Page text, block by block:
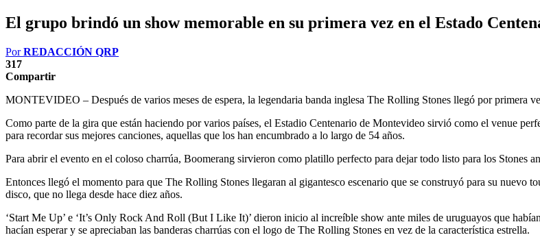
El grupo brindó un show memorable en su primera vez en el Estado
PorREDACCIÓN QRP
317
Compartir
MONTEVIDEO – Después de varios meses de espera, la legendaria banda inglesa The Rolling Stones llegó por primera
Como parte de la gira que están haciendo por varios países, el Estadio Centenario de Montevideo sirvió como el venue
para recordar sus mejores canciones, aquellas que los han encumbrado a lo largo de 54 años.
Para abrir el evento en el coloso charrúa, Boomerang sirvieron como platillo perfecto para dejar todo listo para los Stones
Entonces llegó el momento para que The Rolling Stones llegaran al gigantesco escenario que se construyó para su nuevo
disco, que no llega desde hace diez años.
‘Start Me Up’ e ‘It’s Only Rock And Roll (But I Like It)’ dieron inicio al increíble show ante miles de uruguayos que
hacían esperar y se apreciaban las banderas charrúas con el logo de The Rolling Stones en vez de la característica estrella.